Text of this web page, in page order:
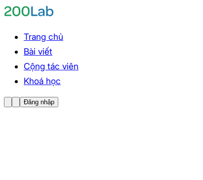
Trang chủ
Bài viết
Cộng tác viên
Khoá học
Đăng nhập